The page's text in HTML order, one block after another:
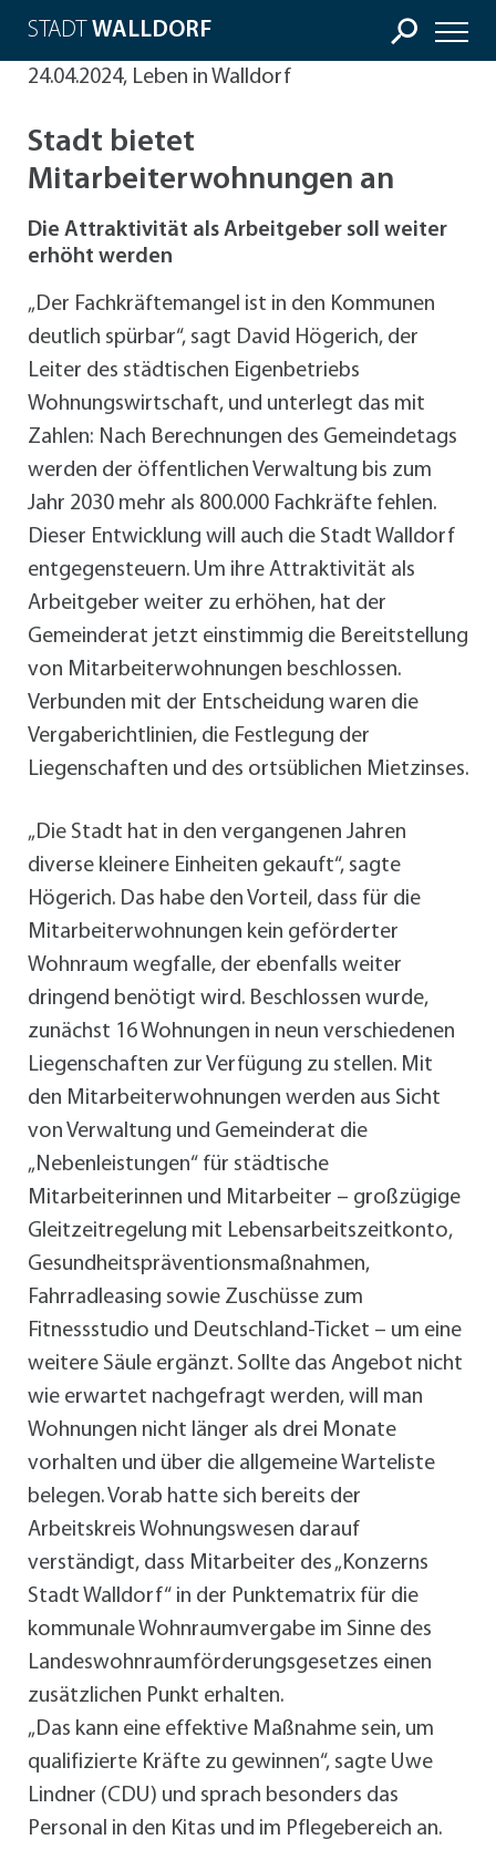
STADT WALLDORF
24.04.2024, Leben in Walldorf
Stadt bietet
Mitarbeiterwohnungen an
Die Attraktivität als Arbeitgeber soll weiter
erhöht werden
„Der Fachkräftemangel ist in den Kommunen
deutlich spürbar“, sagt David Högerich, der
Leiter des städtischen Eigenbetriebs
Wohnungswirtschaft, und unterlegt das mit
Zahlen: Nach Berechnungen des Gemeindetags
werden der öffentlichen Verwaltung bis zum
Jahr 2030 mehr als 800.000 Fachkräfte fehlen.
Dieser Entwicklung will auch die Stadt Walldorf
entgegensteuern. Um ihre Attraktivität als
Arbeitgeber weiter zu erhöhen, hat der
Gemeinderat jetzt einstimmig die Bereitstellung
von Mitarbeiterwohnungen beschlossen.
Verbunden mit der Entscheidung waren die
Vergaberichtlinien, die Festlegung der
Liegenschaften und des ortsüblichen Mietzinses.
„Die Stadt hat in den vergangenen Jahren
diverse kleinere Einheiten gekauft“, sagte
Högerich. Das habe den Vorteil, dass für die
Mitarbeiterwohnungen kein geförderter
Wohnraum wegfalle, der ebenfalls weiter
dringend benötigt wird. Beschlossen wurde,
zunächst 16 Wohnungen in neun verschiedenen
Liegenschaften zur Verfügung zu stellen. Mit
den Mitarbeiterwohnungen werden aus Sicht
von Verwaltung und Gemeinderat die
„Nebenleistungen“ für städtische
Mitarbeiterinnen und Mitarbeiter – großzügige
Gleitzeitregelung mit Lebensarbeitszeitkonto,
Gesundheitspräventionsmaßnahmen,
Fahrradleasing sowie Zuschüsse zum
Fitnessstudio und Deutschland-Ticket – um eine
weitere Säule ergänzt. Sollte das Angebot nicht
wie erwartet nachgefragt werden, will man
Wohnungen nicht länger als drei Monate
vorhalten und über die allgemeine Warteliste
belegen. Vorab hatte sich bereits der
Arbeitskreis Wohnungswesen darauf
verständigt, dass Mitarbeiter des „Konzerns
Stadt Walldorf“ in der Punktematrix für die
kommunale Wohnraumvergabe im Sinne des
Landeswohnraumförderungsgesetzes einen
zusätzlichen Punkt erhalten.
„Das kann eine effektive Maßnahme sein, um
qualifizierte Kräfte zu gewinnen“, sagte Uwe
Lindner (CDU) und sprach besonders das
Personal in den Kitas und im Pflegebereich an.